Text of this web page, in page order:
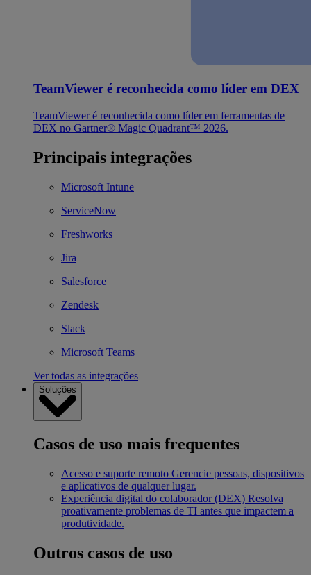
TeamViewer é reconhecida como líder em DEX
TeamViewer é reconhecida como líder em ferramentas de
DEX no Gartner® Magic Quadrant™ 2026.
Principais integrações
Microsoft Intune
ServiceNow
Freshworks
Jira
Salesforce
Zendesk
Slack
Microsoft Teams
Ver todas as integrações
Soluções
Casos de uso mais frequentes
Acesso e suporte remoto Gerencie pessoas, dispositivos
e aplicativos de qualquer lugar.
Experiência digital do colaborador (DEX) Resolva
proativamente problemas de TI antes que impactem a
produtividade.
Outros casos de uso